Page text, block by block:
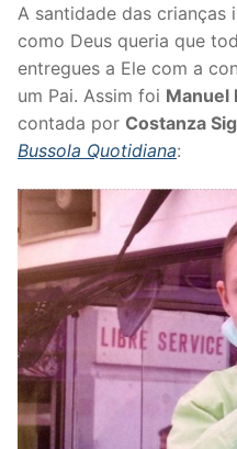
A santidade das crianças
como Deus queria que
entregues a Ele com a
um Pai. Assim foi Manuel
contada por Costanza
Bussola Quotidiana: